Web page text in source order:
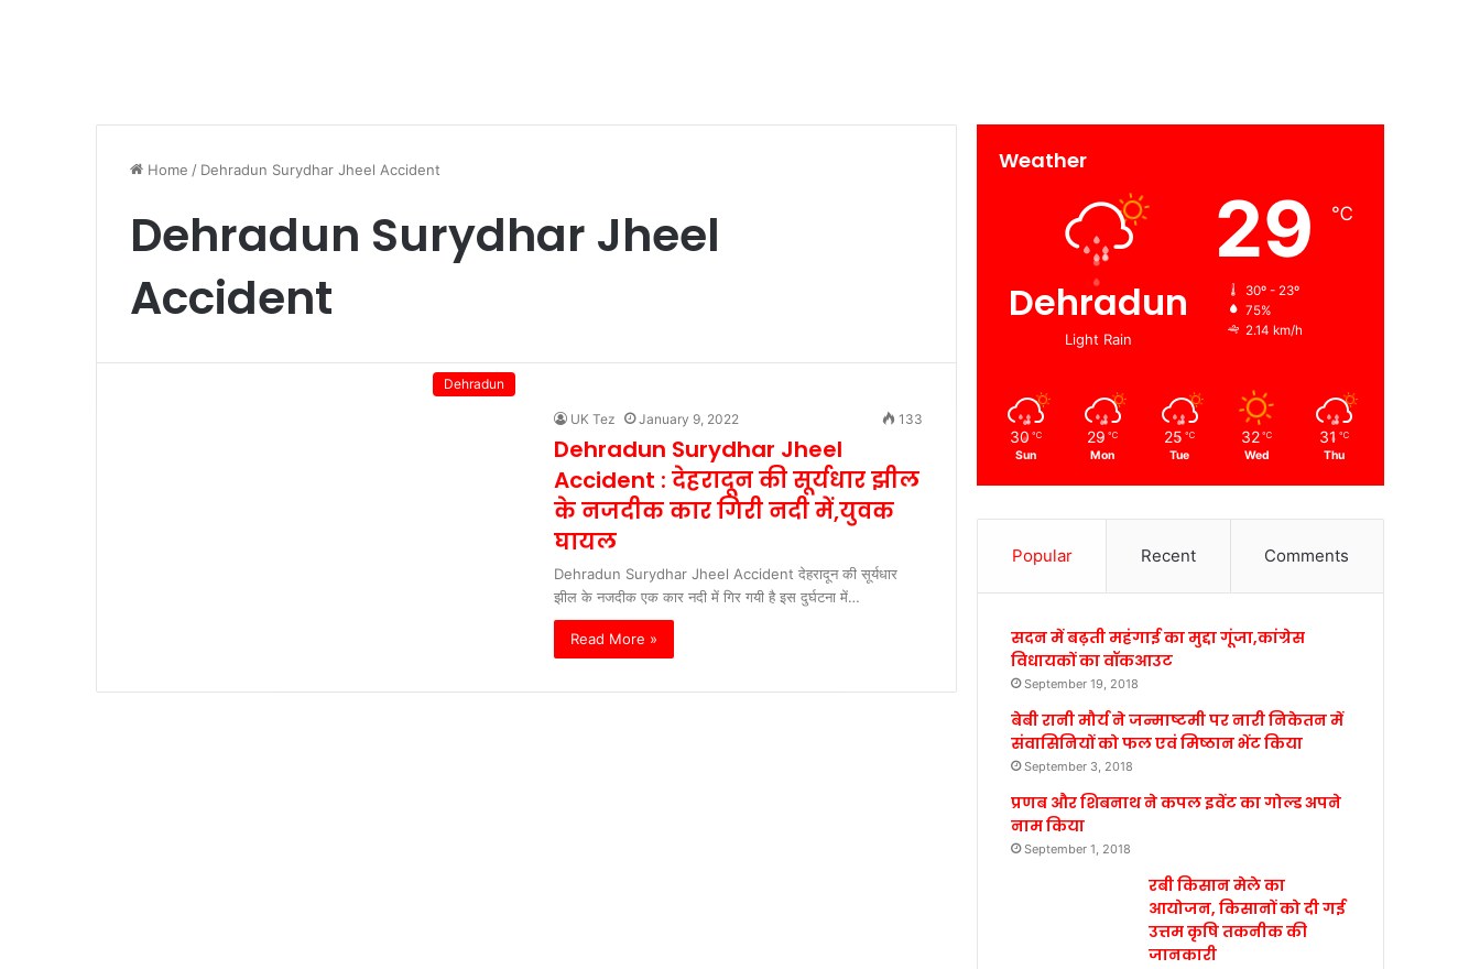
Home / Dehradun Surydhar Jheel Accident
Dehradun Surydhar Jheel
Accident
Dehradun
UK Tez January 9, 2022 133
Dehradun Surydhar Jheel
Accident : देहरादून की सूर्यधार झील
के नजदीक कार गिरी नदी में,युवक
घायल
Dehradun Surydhar Jheel Accident देहरादून की सूर्यधार
झील के नजदीक एक कार नदी में गिर गयी है इस दुर्घटना में…
Read More »
Weather
Dehradun
Light Rain
29 ℃
30º - 23º
75%
2.14 km/h
30 ℃
Sun
29 ℃
Mon
25 ℃
Tue
32 ℃
Wed
31 ℃
Thu
Popular Recent Comments
सदन में बढ़ती महंगाई का मुद्दा गूंजा,कांग्रेस
विधायकों का वॉकआउट
September 19, 2018
बेबी रानी मौर्य ने जन्माष्टमी पर नारी निकेतन में
संवासिनियों को फल एवं मिष्ठान भेंट किया
September 3, 2018
प्रणब और शिबनाथ ने कपल इवेंट का गोल्ड अपने
नाम किया
September 1, 2018
रबी किसान मेले का
आयोजन, किसानों को दी गई
उत्तम कृषि तकनीक की
जानकारी